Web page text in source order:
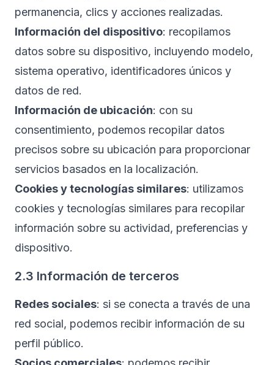
permanencia, clics y acciones realizadas.
Información del dispositivo: recopilamos
datos sobre su dispositivo, incluyendo modelo,
sistema operativo, identificadores únicos y
datos de red.
Información de ubicación: con su
consentimiento, podemos recopilar datos
precisos sobre su ubicación para proporcionar
servicios basados en la localización.
Cookies y tecnologías similares: utilizamos
cookies y tecnologías similares para recopilar
información sobre su actividad, preferencias y
dispositivo.
2.3 Información de terceros
Redes sociales: si se conecta a través de una
red social, podemos recibir información de su
perfil público.